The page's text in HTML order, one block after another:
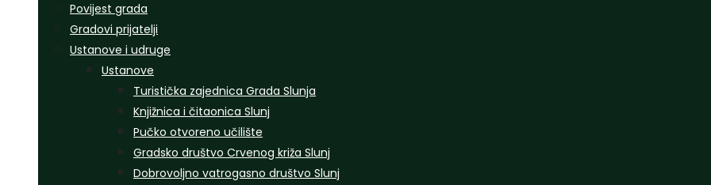
Povijest grada
Gradovi prijatelji
Ustanove i udruge
Ustanove
Turistička zajednica Grada Slunja
Knjižnica i čitaonica Slunj
Pučko otvoreno učilište
Gradsko društvo Crvenog križa Slunj
Dobrovoljno vatrogasno društvo Slunj